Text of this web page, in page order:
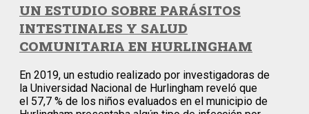
UN ESTUDIO SOBRE PARÁSITOS
INTESTINALES Y SALUD
COMUNITARIA EN HURLINGHAM
En 2019, un estudio realizado por investigadoras de
la Universidad Nacional de Hurlingham reveló que
el 57,7 % de los niños evaluados en el municipio de